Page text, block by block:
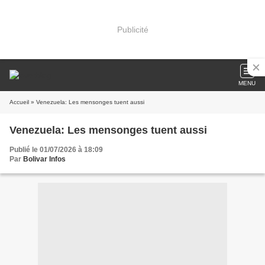
Publicité
MENU
Accueil » Venezuela: Les mensonges tuent aussi
Venezuela: Les mensonges tuent aussi
Publié le 01/07/2026 à 18:09
Par Bolivar Infos